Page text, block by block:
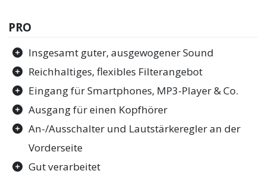
PRO
Insgesamt guter, ausgewogener Sound
Reichhaltiges, flexibles Filterangebot
Eingang für Smartphones, MP3-Player & Co.
Ausgang für einen Kopfhörer
An-/Ausschalter und Lautstärkeregler an der
Vorderseite
Gut verarbeitet